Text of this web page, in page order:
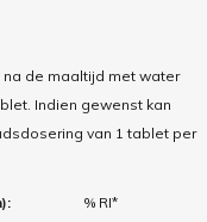
de maaltijd met water
Indien gewenst kan
van 1 tablet per
% RI*